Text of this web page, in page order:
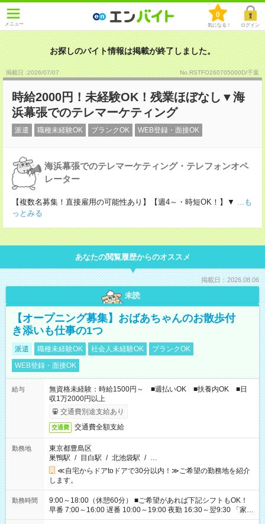
メニュー
0
気になる！ ログイン
お探しのバイト情報は掲載が終了しました。
掲載日 :2026/07/07 No.RSTFO260705000D/千葉
時給2000円！未経験OK！残業ほぼなし▼海
浜幕張でのテレマーケティング
派遣 職種未経験OK ブランクOK WEB登録・面接OK
海浜幕張でのテレマーケティング・テレフォンオペ
レーター
【複数名募集！直接雇用の可能性あり】【週4～・時短OK！】▼ ...も
っとみる
あなたの閲覧履歴からのオススメ
掲載日：2026.08.06
未読
【オープニング募集】おばあちゃんのお散歩付
き添いも仕事の1つ
派遣 職種未経験OK 社会人未経験OK
ブランクOK
WEB登録・面接OK
給与
無資格未経験：時給1500円～ ■週払いOK ■扶養内OK ■日
収1万2000円以上
交通費別途支給あり
交通費 交通費全額支給
勤務地
東京都豊島区
巣鴨駅 / 目白駅 / 北池袋駅 / …
≪自宅からドアtoドアで30分以内！≫ご希望の勤務地を紹介
します。
勤務時間
9:00～18:00（休憩60分） ■ご希望があれば下記シフトもOK！
早番 7:00～16:00 遅番 10:00～19:00 夜勤 16:30～翌9:30 「家族
と休みを合わせたい」 「余裕を持って夕飯の準備がしたい」